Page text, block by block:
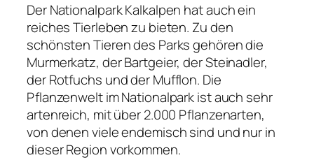
Der Nationalpark Kalkalpen hat auch ein
reiches Tierleben zu bieten. Zu den
schönsten Tieren des Parks gehören die
Murmerkatz, der Bartgeier, der Steinadler,
der Rotfuchs und der Mufflon. Die
Pflanzenwelt im Nationalpark ist auch sehr
artenreich, mit über 2.000 Pflanzenarten,
von denen viele endemisch sind und nur in
dieser Region vorkommen.